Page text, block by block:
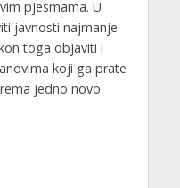
pjesmama. U
javnosti najmanje
toga objaviti i
koji ga prate
jedno novo